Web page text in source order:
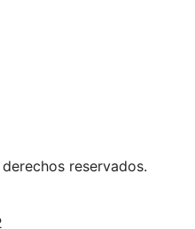
reservados.